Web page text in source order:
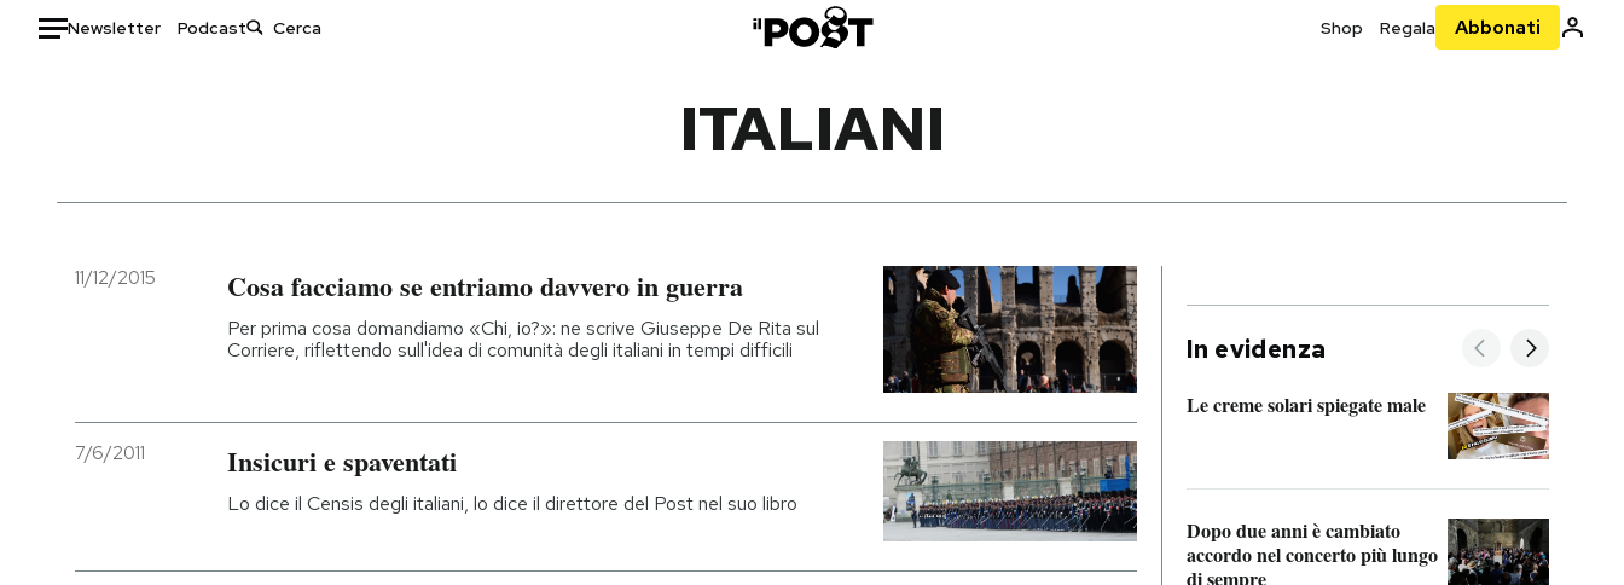
Newsletter Podcast Shop Regala Abbonati
Italia
Politica
Economia
Moda
Ok Boomer!
Mondiali calcio 2026
ITALIANI
11/12/2015 Cosa facciamo se entriamo davvero in guerra
Per prima cosa domandiamo «Chi, io?»: ne scrive Giuseppe De Rita sul
Corriere, riflettendo sull'idea di comunità degli italiani in tempi difficili
7/6/2011 Insicuri e spaventati
Lo dice il Censis degli italiani, lo dice il direttore del Post nel suo libro
In evidenza
Le creme solari spiegate male
Dopo due anni è cambiato
accordo nel concerto più lungo
di sempre